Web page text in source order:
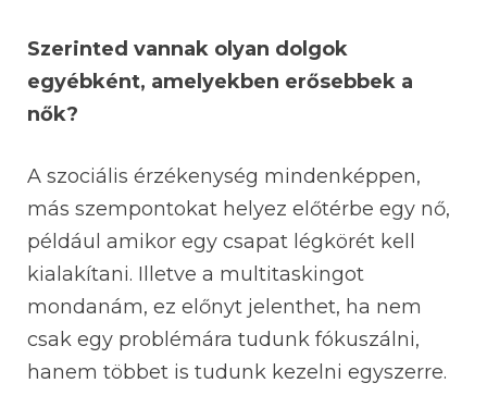
Szerinted vannak olyan dolgok
egyébként, amelyekben erősebbek a
nők?
A szociális érzékenység mindenképpen,
más szempontokat helyez előtérbe egy nő,
például amikor egy csapat légkörét kell
kialakítani. Illetve a multitaskingot
mondanám, ez előnyt jelenthet, ha nem
csak egy problémára tudunk fókuszálni,
hanem többet is tudunk kezelni egyszerre.